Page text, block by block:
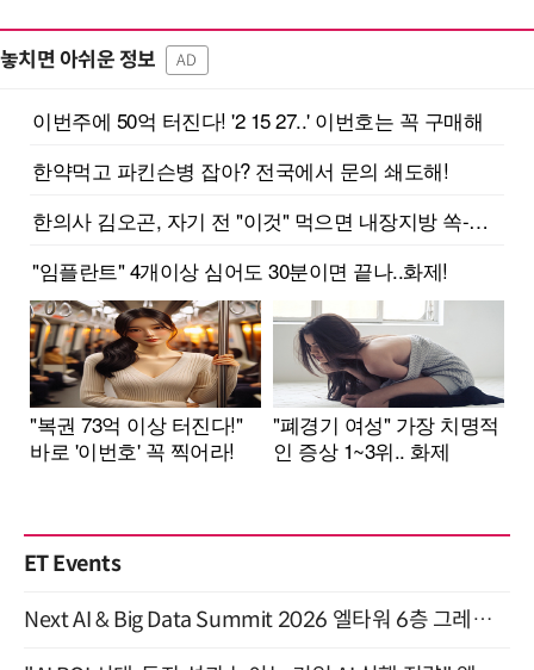
놓치면 아쉬운 정보 AD
ET Events
Next AI & Big Data Summit 2026 엘타워 6층 그레이스홀 개최 (9/18)